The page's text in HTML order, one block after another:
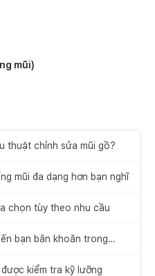
mũi)
thuật chỉnh sửa mũi gồ?
mũi đa dạng hơn bạn nghĩ
chọn tùy theo nhu cầu
bạn băn khoăn trong
kiểm tra kỹ lưỡng